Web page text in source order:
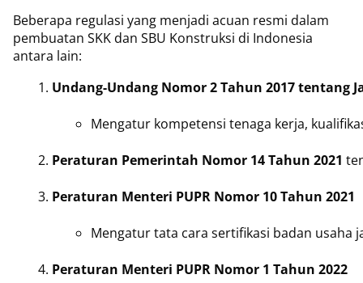
Beberapa regulasi yang menjadi acuan resmi dalam
pembuatan SKK dan SBU Konstruksi di Indonesia
antara lain:
Undang-Undang Nomor 2 Tahun 2017 tentang
Mengatur kompetensi tenaga kerja,
Peraturan Pemerintah Nomor 14 Tahun 2021
Peraturan Menteri PUPR Nomor 10 Tahun 2021
Mengatur tata cara sertifikasi badan usaha
Peraturan Menteri PUPR Nomor 1 Tahun 2022